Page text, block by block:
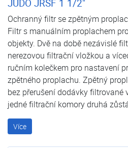
JUDO JRSF 1 1/2"
Ochranný filtr se zpětným
Filtr s manuálním proplachem
objekty. Dvě na době nezávislé
nerezovou filtrační vložkou a
ručním kolečkem pro nastavení
zpětného proplachu. Zpětný
bez přerušení dodávky filtrované
jedné filtrační komory druhá
Více